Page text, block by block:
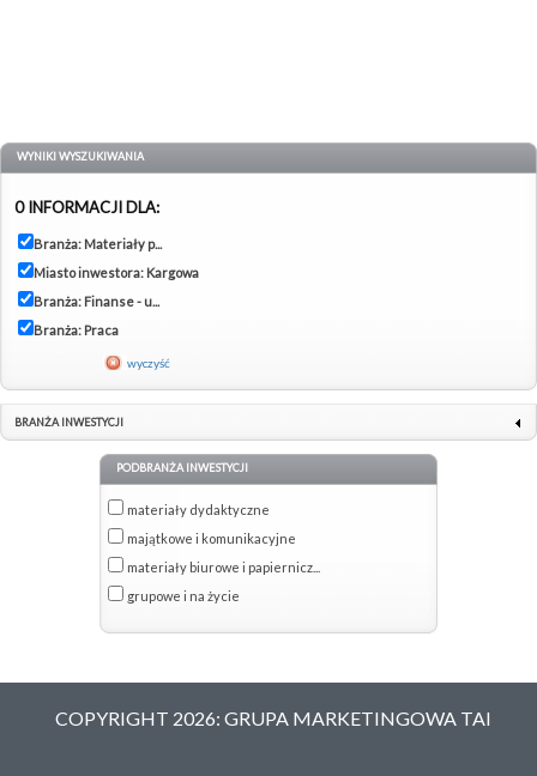
WYNIKI WYSZUKIWANIA
0 INFORMACJI DLA:
Branża: Materiały p...
Miasto inwestora: Kargowa
Branża: Finanse - u...
Branża: Praca
wyczyść
BRANŻA INWESTYCJI
PODBRANŻA INWESTYCJI
materiały dydaktyczne
majątkowe i komunikacyjne
materiały biurowe i papiernicz...
grupowe i na życie
COPYRIGHT 2026: GRUPA MARKETINGOWA TAI